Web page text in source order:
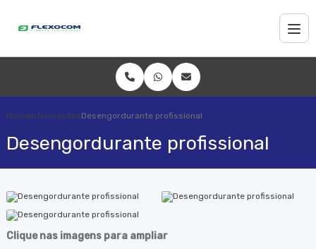
HomeInformaçõesDesengordurante profissional
Desengordurante profissional
Clique nas imagens para ampliar